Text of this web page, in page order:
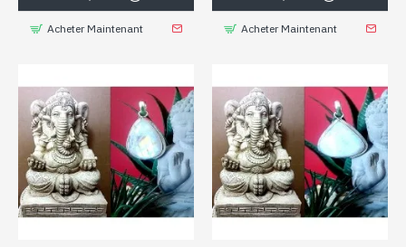
Acheter Maintenant Acheter Maintenant